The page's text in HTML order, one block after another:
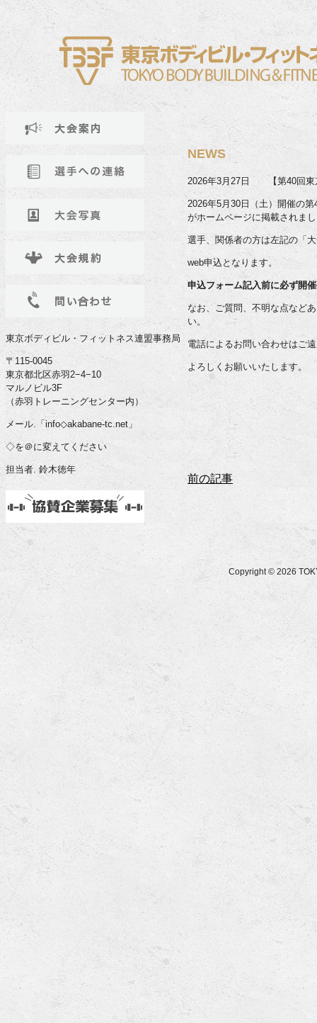
東京ボディビル・フィットネス連盟事務局
〒115-0045
東京都北区赤羽2−4−10
マルノビル3F
（赤羽トレーニングセンター内）
メール.「info◇akabane-tc.net」
◇を＠に変えてください
担当者. 鈴木徳年
NEWS
2026年3月27日 【第40回東
2026年5月30日（土）開催の
がホームページに掲載されま
選手、関係者の方は左記の「
web申込となります。
申込フォーム記入前に必ず開
なお、ご質問、不明な点など
い。
電話によるお問い合わせはご
よろしくお願いいたします。
前の記事
Copyright © 2026